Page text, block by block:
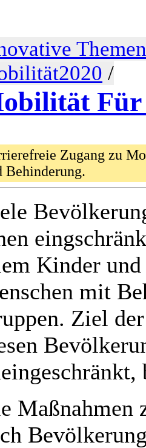
Themen
/
Für
Zugang zu
Behinderung.
Kinder und
mit
Ziel
Maßnahmen